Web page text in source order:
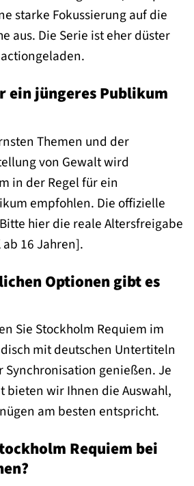
starke Fokussierung auf die
aus. Die Serie ist eher düster
ein jüngeres Publikum
Themen und der
von Gewalt wird
in der Regel für ein
empfohlen. Die offizielle
hier die reale Altersfreigabe
ab 16 Jahren].
Optionen gibt es
Sie Stockholm Requiem im
mit deutschen Untertiteln
Synchronisation genießen. Je
bieten wir Ihnen die Auswahl,
am besten entspricht.
Requiem bei